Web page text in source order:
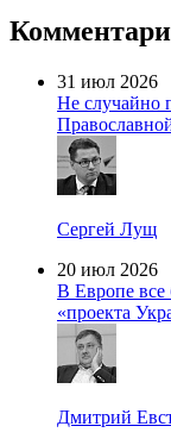
31 июл 2026
Не случайно
Сергей Лущ
20 июл 2026
В Европе
«проекта
Дмитрий